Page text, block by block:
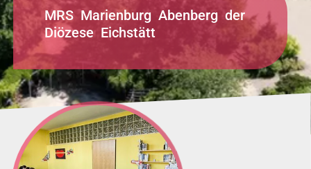
MRS Marienburg Abenberg der
Diözese Eichstätt